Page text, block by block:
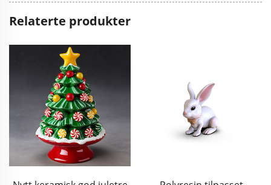
Relaterte produkter